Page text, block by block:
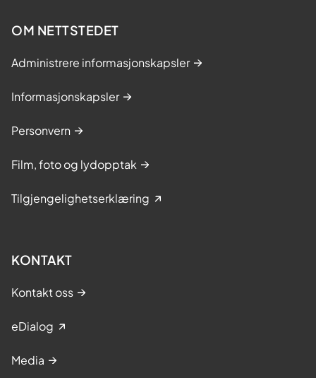
OM NETTSTEDET
Administrere informasjonskapsler
Informasjonskapsler
Personvern
Film, foto og lydopptak
Tilgjengelighetserklæring
KONTAKT
Kontakt oss
eDialog
Media